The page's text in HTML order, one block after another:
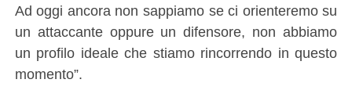
Ad oggi ancora non sappiamo se ci orienteremo su
un attaccante oppure un difensore, non abbiamo
un profilo ideale che stiamo rincorrendo in questo
momento”.